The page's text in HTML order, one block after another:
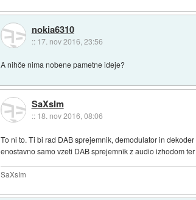
nokia6310
:: 17. nov 2016, 23:56
A nihče nima nobene pametne ideje?
SaXsIm
:: 18. nov 2016, 08:06
To ni to. Ti bi rad DAB sprejemnik, demodulator in
enostavno samo vzeti DAB sprejemnik z audio izhodom
SaXsIm